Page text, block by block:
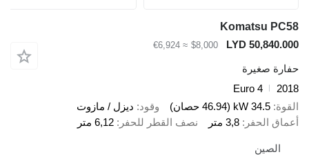
Komatsu
LYD
$8,000
≈ €6,924
صغيرة
Euro 4
34.5 kW (46.94 حصان) وقود
ديزل / مازوت
الحفر 3,8 متر نصف القطر للحفر 6,12 متر